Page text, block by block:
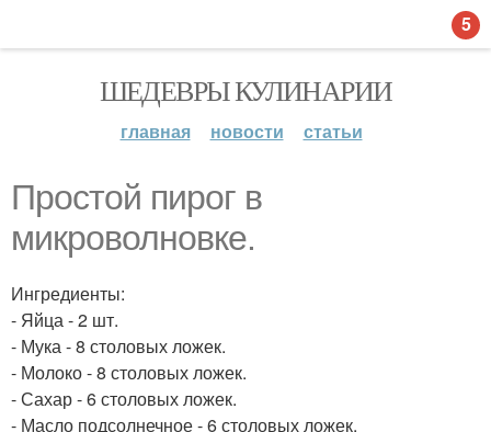
ШЕДЕВРЫ КУЛИНАРИИ
главная новости статьи
Простой пирог в
микроволновке.
Ингредиенты:
- Яйца - 2 шт.
- Мука - 8 столовых ложек.
- Молоко - 8 столовых ложек.
- Сахар - 6 столовых ложек.
- Масло подсолнечное - 6 столовых ложек.
5